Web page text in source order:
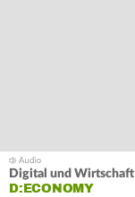
Digital und Wirtschaft
D:ECONOMY